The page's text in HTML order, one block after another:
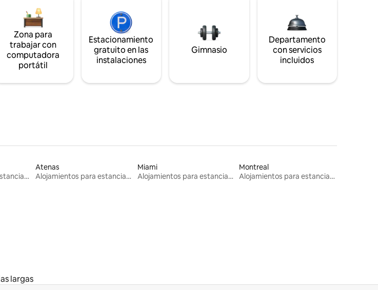
Zona para
trabajar con
computadora
portátil
Estacionamiento
gratuito en las
instalaciones
Gimnasio
Departamento
con servicios
incluidos
Alojamientos para estancias largas
Atenas
Alojamientos para estancias largas
Miami
Alojamientos para estancias largas
Montreal
Alojamientos para estancias largas
largas